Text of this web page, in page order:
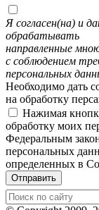
Я согласен(на) и
обрабатывать
направленные
с соблюдением
персональных
Необходимо дать
на обработку
Нажимая
обработку моих
Федеральным
персональных
определенных в
Отправить